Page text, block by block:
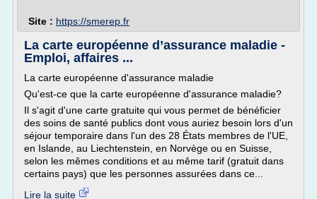
Site : https://smerep.fr
La carte européenne d’assurance maladie -
Emploi, affaires ...
La carte européenne d'assurance maladie
Qu'est-ce que la carte européenne d'assurance maladie?
Il s'agit d'une carte gratuite qui vous permet de bénéficier
des soins de santé publics dont vous auriez besoin lors d'un
séjour temporaire dans l'un des 28 États membres de l'UE,
en Islande, au Liechtenstein, en Norvège ou en Suisse,
selon les mêmes conditions et au même tarif (gratuit dans
certains pays) que les personnes assurées dans ce...
Lire la suite